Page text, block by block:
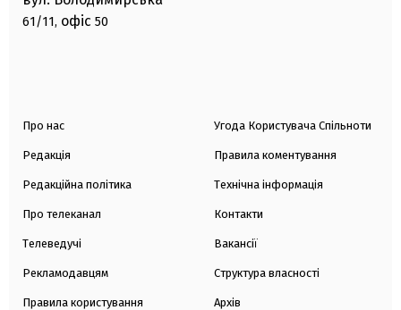
61/11, офіс 50
Про нас
Редакція
Редакційна політика
Про телеканал
Телеведучі
Рекламодавцям
Правила користування
Угода Користувача Спільноти
Правила коментування
Технічна інформація
Контакти
Вакансії
Структура власності
Архів